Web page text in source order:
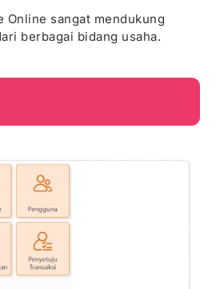
Online sangat mendukung
berbagai bidang usaha.